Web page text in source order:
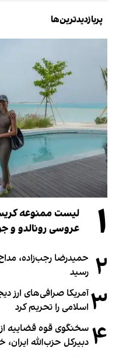
پربازدیدترین‌ها
۱
عروسی رونالدو و
۲ حمیدرضا رجب‌زاده،
رسید
۳آمریکا صرافی‌های ارز
اسلامی را تحریم کرد
۴ سخنگوی قوه قضاییه
دبیر‌کل حزب‌الله ایران،